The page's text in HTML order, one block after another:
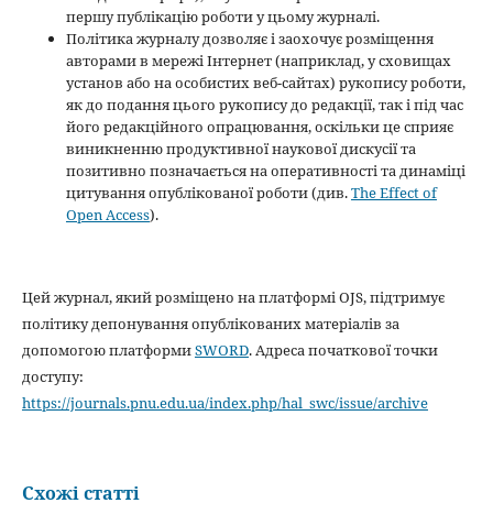
першу публікацію роботи у цьому журналі.
Політика журналу дозволяє і заохочує розміщення
авторами в мережі Інтернет (наприклад, у сховищах
установ або на особистих веб-сайтах) рукопису роботи,
як до подання цього рукопису до редакції, так і під час
його редакційного опрацювання, оскільки це сприяє
виникненню продуктивної наукової дискусії та
позитивно позначається на оперативності та динаміці
цитування опублікованої роботи (див.The Effect of
Open Access).
Цей журнал, який розміщено на платформі OJS, підтримує
політику депонування опублікованих матеріалів за
допомогою платформиSWORD. Адреса початкової точки
доступу:
https://journals.pnu.edu.ua/index.php/hal_swc/issue/archive
Схожі статті